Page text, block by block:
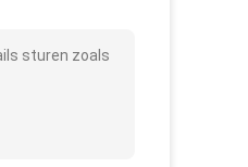
sturen zoals